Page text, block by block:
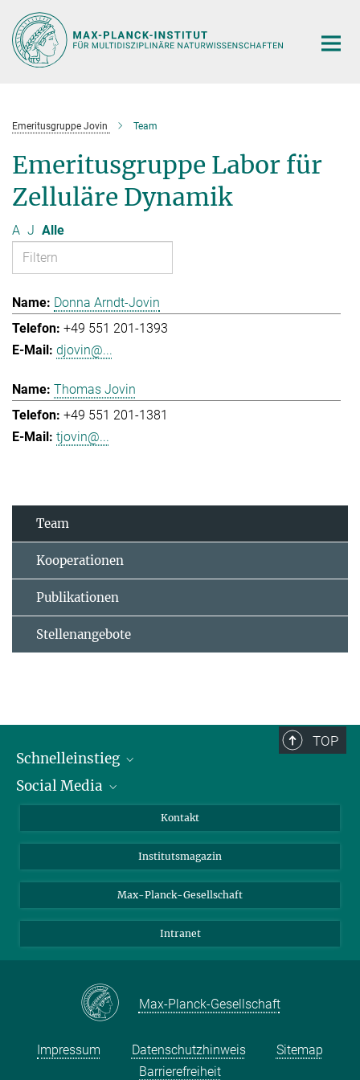
Hauptinhalt
Emeritusgruppe Jovin Team
Emeritusgruppe Labor für
Zelluläre Dynamik
A J Alle
Donna Arndt-Jovin
+49 551 201-1393
djovin@...
Thomas Jovin
+49 551 201-1381
tjovin@...
Team
Kooperationen
Publikationen
Stellenangebote
TOP
Schnelleinstieg
Alumni
Fördernde
Schulen
Studierende
Social Media
Bluesky
Facebook
YouTube
Kontakt
Institutsmagazin
Max-Planck-Gesellschaft
Intranet
Max-Planck-Gesellschaft
Impressum Datenschutzhinweis
Sitemap
Barrierefreiheit